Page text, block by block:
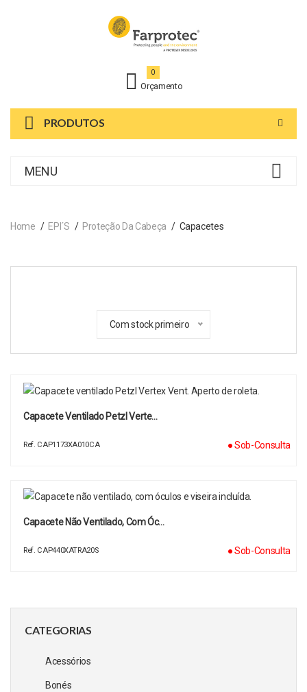
Orçamento
0
PRODUTOS
MENU
Home EPI´s Proteção Da Cabeça Capacetes
CATEGORIAS
Acessórios
Bonés
Com stock primeiro
Capacete Ventilado Petzl Verte…
Ref. CAP1173XA010CA ● Sob-Consulta
Capacete Não Ventilado, Com Óc…
Ref. CAP440XATRA20S ● Sob-Consulta